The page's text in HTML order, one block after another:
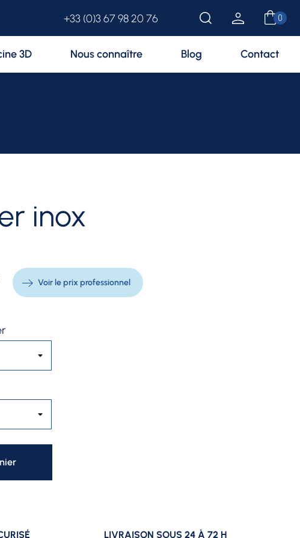
+33 (0)3 67 98 20 76
3D Nous connaître Blog Contact
inox
Voir le prix professionnel
LIVRAISON SOUS 24 À 72 H